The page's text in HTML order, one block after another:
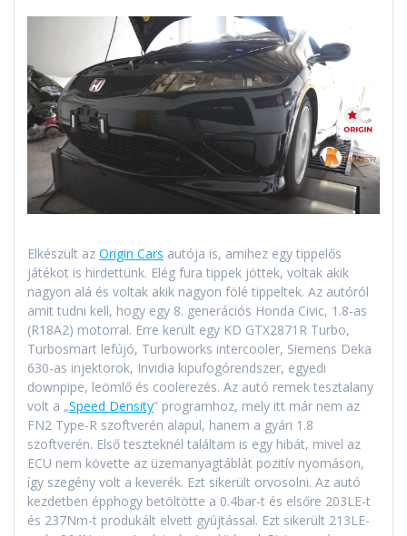
Elkészült az Origin Cars autója is, amihez egy tippelős
játékot is hirdettünk. Elég fura tippek jöttek, voltak akik
nagyon alá és voltak akik nagyon fölé tippeltek. Az autóról
amit tudni kell, hogy egy 8. generációs Honda Civic, 1.8-as
(R18A2) motorral. Erre került egy KD GTX2871R Turbo,
Turbosmart lefújó, Turboworks intercooler, Siemens Deka
630-as injektorok, Invidia kipufogórendszer, egyedi
downpipe, leömlő és coolerezés. Az autó remek tesztalany
volt a „Speed Density” programhoz, mely itt már nem az
FN2 Type-R szoftverén alapul, hanem a gyári 1.8
szoftverén. Első teszteknél találtam is egy hibát, mivel az
ECU nem követte az üzemanyagtáblát pozitív nyomáson,
így szegény volt a keverék. Ezt sikerült orvosolni. Az autó
kezdetben épphogy betöltötte a 0.4bar-t és elsőre 203LE-t
és 237Nm-t produkált elvett gyújtással. Ezt sikerült 213LE-